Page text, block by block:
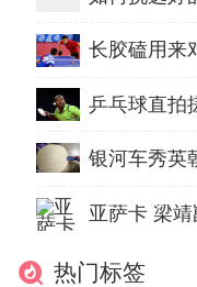
长胶磕用来
亚萨卡 梁靖
热门标签